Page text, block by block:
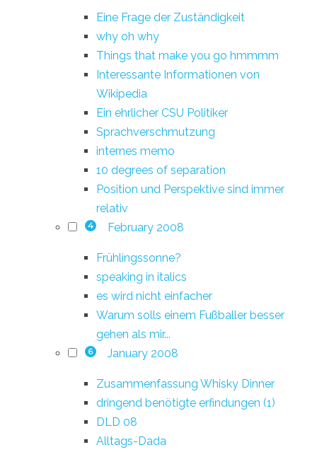
Eine Frage der Zuständigkeit
why oh why
Things that make you go hmmmm
Interessante Informationen von
Wikipedia
Ein ehrlicher CSU Politiker
Sprachverschmutzung
internes memo
10 degrees of separation
Position und Perspektive sind immer
relativ
4 February 2008
Frühlingssonne?
speaking in italics
es wird nicht einfacher
Warum solls einem Fußballer besser
gehen als mir...
6 January 2008
Zusammenfassung Whisky Dinner
dringend benötigte erfindungen (1)
DLD 08
Alltags-Dada